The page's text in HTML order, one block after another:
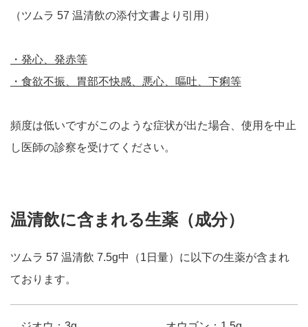
（ツムラ 57 温清飲の添付文書より引用）
・発心、発赤等
・食欲不振、胃部不快感、悪心、嘔吐、下痢等
頻度は低いですがこのような症状が出た場合、使用を中止
し医師の診察を受けてください。
温清飲に含まれる生薬（成分）
ツムラ 57 温清飲 7.5g中（1日量）に以下の生薬が含まれ
ております。